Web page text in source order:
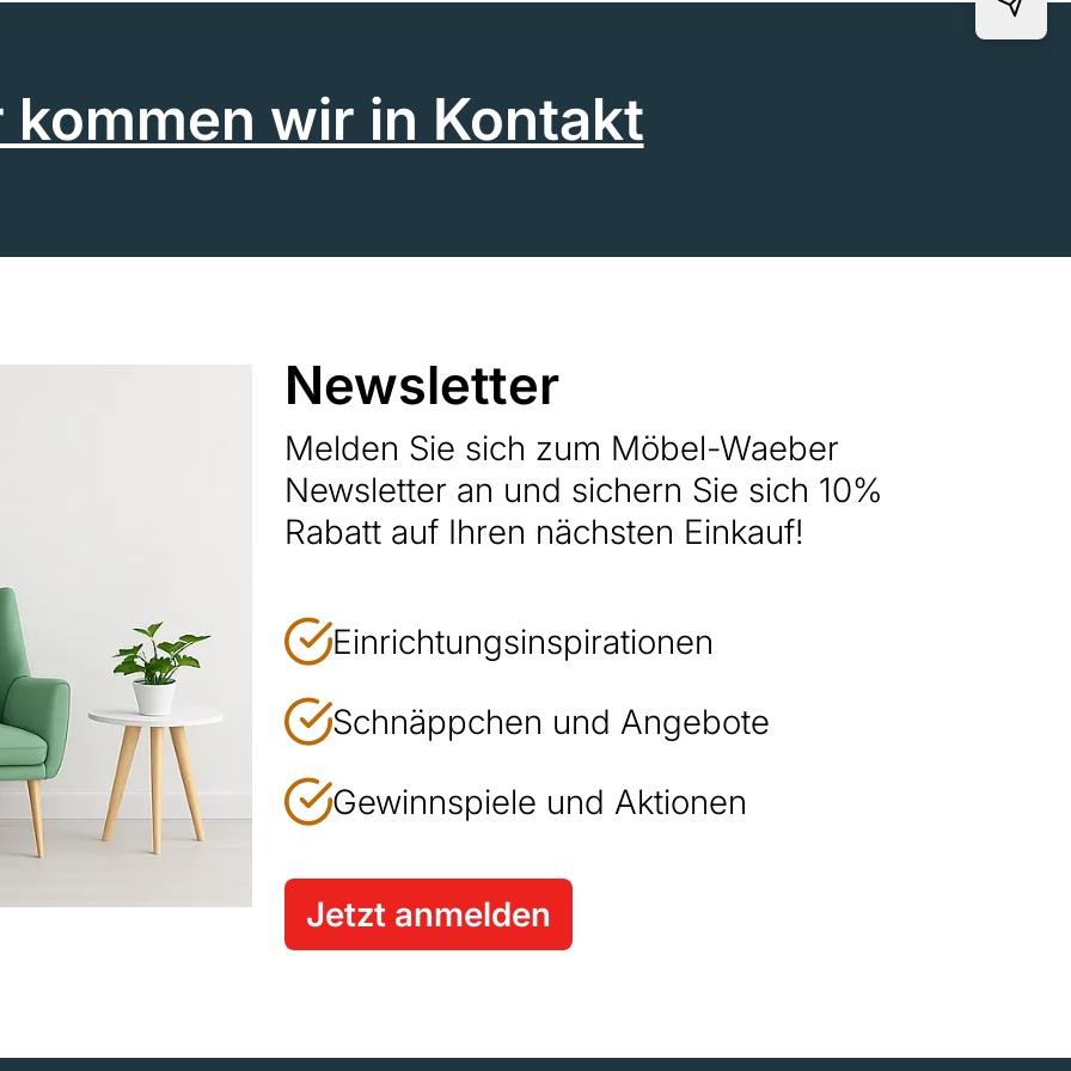
kommen wir in Kontakt
Newsletter
Melden Sie sich zum Möbel-Waeber
Newsletter an und sichern Sie sich 10%
Rabatt auf Ihren nächsten Einkauf!
Einrichtungsinspirationen
Schnäppchen und Angebote
Gewinnspiele und Aktionen
Jetzt anmelden